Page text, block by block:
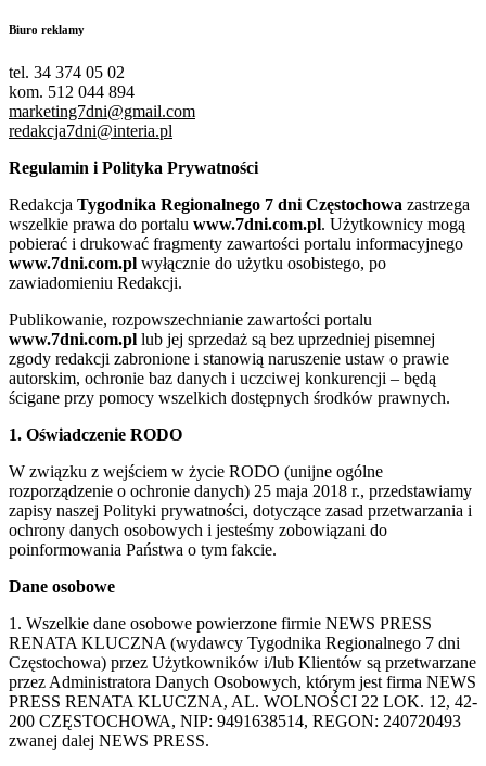
Biuro reklamy
tel. 34 374 05 02
kom. 512 044 894
marketing7dni@gmail.com
redakcja7dni@interia.pl
Regulamin i Polityka Prywatności
Redakcja Tygodnika Regionalnego 7 dni Częstochowa zastrzega
wszelkie prawa do portalu www.7dni.com.pl. Użytkownicy mogą
pobierać i drukować fragmenty zawartości portalu informacyjnego
www.7dni.com.pl wyłącznie do użytku osobistego, po
zawiadomieniu Redakcji.
Publikowanie, rozpowszechnianie zawartości portalu
www.7dni.com.pl lub jej sprzedaż są bez uprzedniej pisemnej
zgody redakcji zabronione i stanowią naruszenie ustaw o prawie
autorskim, ochronie baz danych i uczciwej konkurencji – będą
ścigane przy pomocy wszelkich dostępnych środków prawnych.
1. Oświadczenie RODO
W związku z wejściem w życie RODO (unijne ogólne
rozporządzenie o ochronie danych) 25 maja 2018 r., przedstawiamy
zapisy naszej Polityki prywatności, dotyczące zasad przetwarzania i
ochrony danych osobowych i jesteśmy zobowiązani do
poinformowania Państwa o tym fakcie.
Dane osobowe
1. Wszelkie dane osobowe powierzone firmie NEWS PRESS
RENATA KLUCZNA (wydawcy Tygodnika Regionalnego 7 dni
Częstochowa) przez Użytkowników i/lub Klientów są przetwarzane
przez Administratora Danych Osobowych, którym jest firma NEWS
PRESS RENATA KLUCZNA, AL. WOLNOŚCI 22 LOK. 12, 42-
200 CZĘSTOCHOWA, NIP: 9491638514, REGON: 240720493
zwanej dalej NEWS PRESS.